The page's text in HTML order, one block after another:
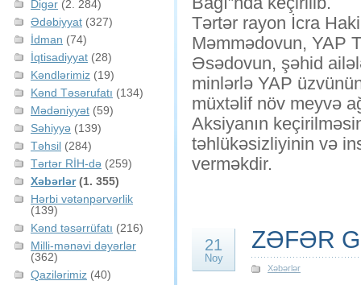
Digər (2. 284)
Ədəbiyyat (327)
İdman (74)
İqtisadiyyat (28)
Kəndlərimiz (19)
Kənd Təsərufatı (134)
Mədəniyyət (59)
Səhiyyə (139)
Təhsil (284)
Tərtər RİH-də (259)
Xəbərlər(1. 355)
Hərbi vətənpərvərlik
(139)
Kənd təsərrüfatı (216)
Milli-mənəvi dəyərlər
(362)
Qazilərimiz (40)
Tərtər rayon İcra
Məmmədovun, YAP
Əsədovun, şəhid
minlərlə YAP
müxtəlif növ meyvə
Aksiyanın
təhlükəsizliyinin və
verməkdir.
21
Noy
ZƏFƏR
Xəbərlər